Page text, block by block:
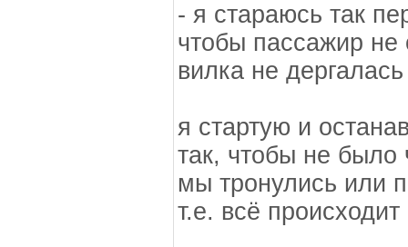
- я стараюсь так
чтобы пассажир
вилка не
я стартую и
так, чтобы не было
мы тронулись или
т.е. всё